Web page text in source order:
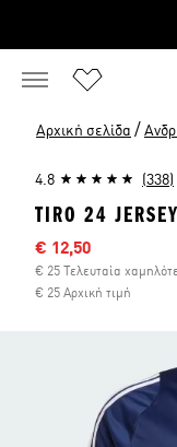
Αρχική σελίδα /
4.8 (338)
TIRO 24 JERSEY
Τιμή έκπτωσης
€ 12,50
€ 25 Τελευταία
€ 25 Αρχική τιμή